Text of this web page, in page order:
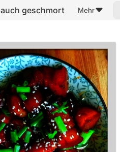
geschmort Mehr